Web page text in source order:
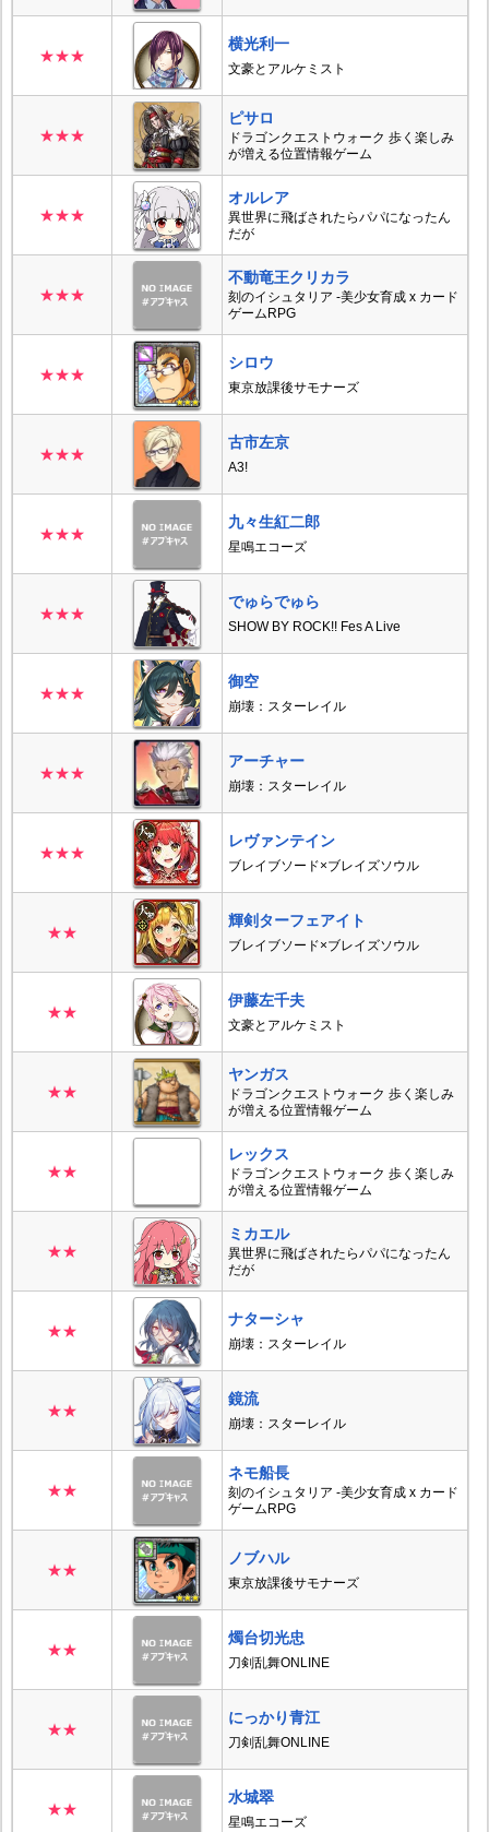
★★★
横光利一
文豪とアルケミスト
★★★
ピサロ
ドラゴンクエストウォーク 歩く楽しみ
が増える位置情報ゲーム
★★★
オルレア
異世界に飛ばされたらパパになったん
だが
★★★
不動竜王クリカラ
刻のイシュタリア -美少女育成 x カード
ゲームRPG
★★★
シロウ
東京放課後サモナーズ
★★★
古市左京
A3!
★★★
九々生紅二郎
星鳴エコーズ
★★★
でゅらでゅら
SHOW BY ROCK!! Fes A Live
★★★
御空
崩壊：スターレイル
★★★
アーチャー
崩壊：スターレイル
★★★
レヴァンテイン
ブレイブソード×ブレイズソウル
★★
輝剣ターフェアイト
ブレイブソード×ブレイズソウル
★★
伊藤左千夫
文豪とアルケミスト
★★
ヤンガス
ドラゴンクエストウォーク 歩く楽しみ
が増える位置情報ゲーム
★★
レックス
ドラゴンクエストウォーク 歩く楽しみ
が増える位置情報ゲーム
★★
ミカエル
異世界に飛ばされたらパパになったん
だが
★★
ナターシャ
崩壊：スターレイル
★★
鏡流
崩壊：スターレイル
★★
ネモ船長
刻のイシュタリア -美少女育成 x カード
ゲームRPG
★★
ノブハル
東京放課後サモナーズ
★★
燭台切光忠
刀剣乱舞ONLINE
★★
にっかり青江
刀剣乱舞ONLINE
★★
水城翠
星鳴エコーズ